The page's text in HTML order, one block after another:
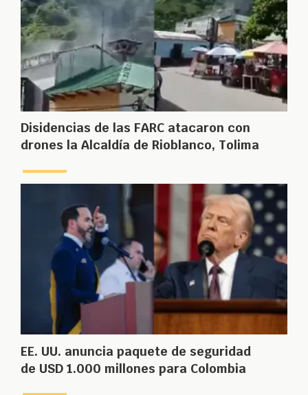
Disidencias de las FARC atacaron con
drones la Alcaldía de Rioblanco, Tolima
EE. UU. anuncia paquete de seguridad
de USD 1.000 millones para Colombia